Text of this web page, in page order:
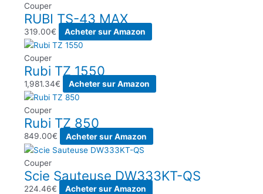
Couper
RUBI TS-43 MAX
319.00€ Acheter sur Amazon
Couper
Rubi TZ 1550
1,981.34€ Acheter sur Amazon
Couper
Rubi TZ 850
849.00€ Acheter sur Amazon
Couper
Scie Sauteuse DW333KT-QS
224.46€ Acheter sur Amazon